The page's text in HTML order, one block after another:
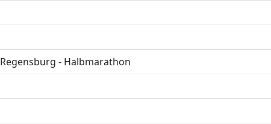
Regensburg - Halbmarathon